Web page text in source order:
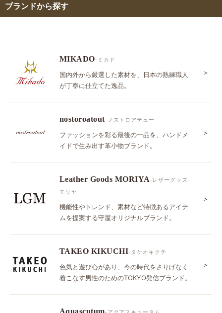
ブランドから探す
MIKADO-ミカド
国内外から厳選した素材を、日本の熟練職人
が丁寧に仕立てた逸品。
＞
nostoroatout-ノストロアテュー
ファッションを彩る最後の一品を、ハンドメ
イドで生み出す革小物ブランド。
＞
Leather Goods MORIYA-レザーグッズ
モリヤ
機能性やトレンド、素材など特徴あるアイテ
ムを提案する守屋オリジナルブランド。
＞
TAKEO KIKUCHI-タケオキクチ
色気と遊び心があり、今の時代をさりげなく
着こなす男性のためのTOKYO発信ブランド。
＞